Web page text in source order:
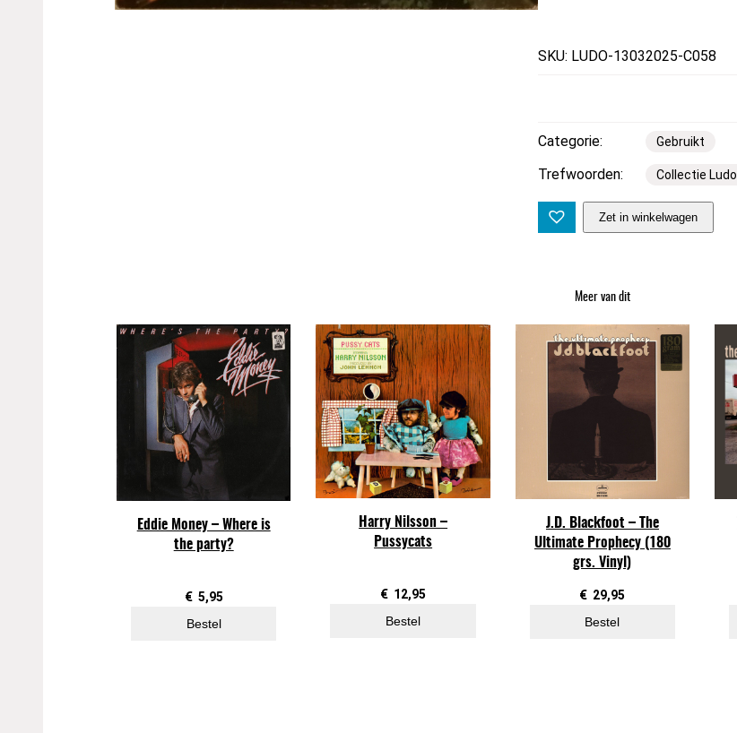
SKU: LUDO-13032025-C058
Categorie: Gebruikt
Trefwoorden: Collectie Ludo
h
r
n
Zet in winkelwagen
Meer van dit
Eddie Money – Where is
the party?
€ 5,95
Bestel
Harry Nilsson –
Pussycats
€ 12,95
Bestel
J.D. Blackfoot – The
Ultimate Prophecy (180
grs. Vinyl)
€ 29,95
Bestel